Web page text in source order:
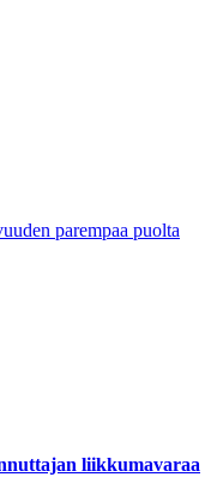
parempaa puolta
liikkumavaraa